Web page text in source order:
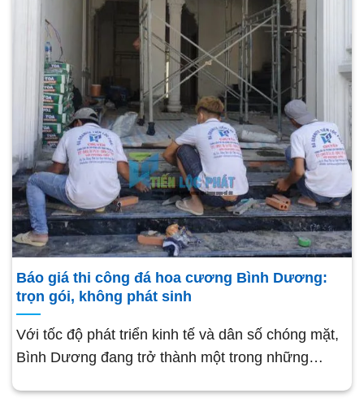
Báo giá thi công đá hoa cương Bình Dương:
trọn gói, không phát sinh
Với tốc độ phát triển kinh tế và dân số chóng mặt,
Bình Dương đang trở thành một trong những…